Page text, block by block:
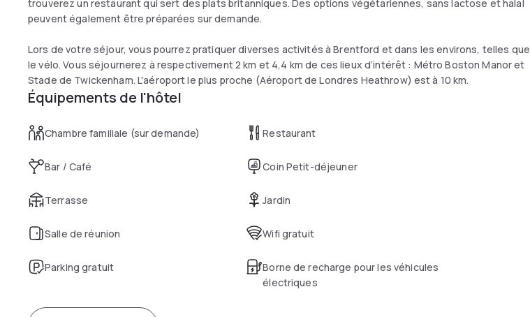
trouverez un restaurant qui sert des plats britanniques. Des options végétariennes, sans lactose et halal
peuvent également être préparées sur demande.
Lors de votre séjour, vous pourrez pratiquer diverses activités à Brentford et dans les environs, telles que
le vélo. Vous séjournerez à respectivement 2 km et 4,4 km de ces lieux d’intérêt : Métro Boston Manor et
Stade de Twickenham. L'aéroport le plus proche (Aéroport de Londres Heathrow) est à 10 km.
Équipements de l'hôtel
Chambre familiale (sur demande) Restaurant
Bar / Café Coin Petit-déjeuner
Terrasse Jardin
Salle de réunion Wifi gratuit
Parking gratuit
Borne de recharge pour les véhicules
électriques